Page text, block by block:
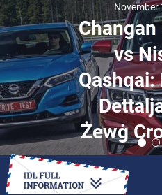
November
Changan
vs
Qashqai:
Żewġ
HOW TO